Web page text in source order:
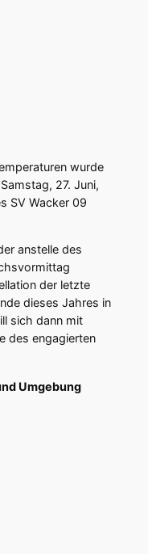
wurde
27. Juni,
SV Wacker 09
anstelle des
der letzte
dieses Jahres in
sich dann mit
des engagierten
Umgebung